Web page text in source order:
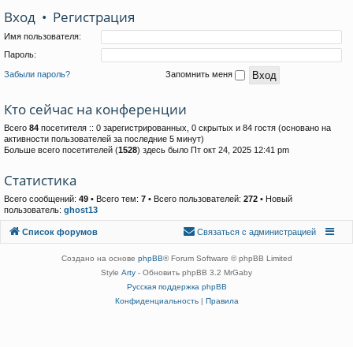
Вход • Регистрация
Имя пользователя:
Пароль:
Забыли пароль? Запомнить меня
Кто сейчас на конференции
Всего 84 посетителя :: 0 зарегистрированных, 0 скрытых и 84 гостя (основано на
активности пользователей за последние 5 минут)
Больше всего посетителей (1528) здесь было Пт окт 24, 2025 12:41 pm
Статистика
Всего сообщений: 49 • Всего тем: 7 • Всего пользователей: 272 • Новый
пользователь: ghost13
Список форумов
Связаться с
Связаться с администрацией
Создано на основе phpBB® Forum Software © phpBB Limited
Style Arty - Обновить phpBB 3.2 MrGaby
Русская поддержка phpBB
Конфиденциальность| Правила